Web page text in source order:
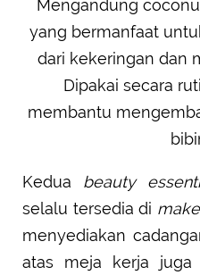
Mengandung
yang bermanfaat
dari kekeringan dan
Dipakai secara
membantu
Kedua beauty
selalu tersedia di
menyediakan
atas meja kerja